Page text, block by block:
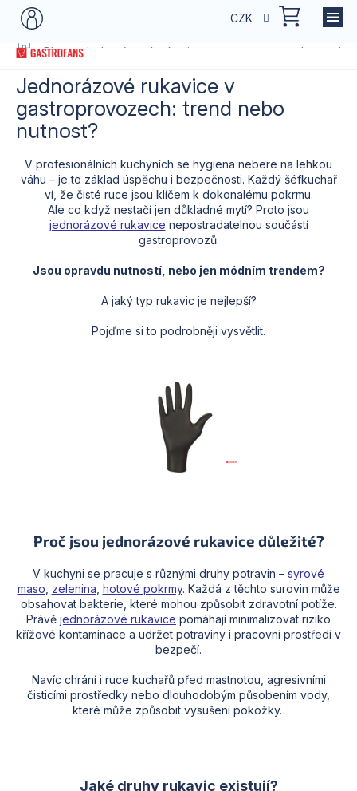
Přejít
CZK
Domů
Blog Jednorázové rukavice v gastroprovozech: trend
Jednorázové rukavice v
gastroprovozech: trend nebo
nutnost?
V profesionálních kuchyních se hygiena nebere na lehkou
váhu –⁠ je to základ úspěchu i bezpečnosti. Každý šéfkuchař
ví, že čisté ruce jsou klíčem k dokonalému pokrmu.
Ale co když nestačí jen důkladné mytí? Proto jsou
jednorázové rukavice nepostradatelnou součástí
gastroprovozů.
Jsou opravdu nutností, nebo jen módním trendem?
A jaký typ rukavic je nejlepší?
Pojďme si to podrobněji vysvětlit.
Proč jsou jednorázové rukavice důležité?
V kuchyni se pracuje s různými druhy potravin –⁠ syrové
maso zelenina hotové pokrmy. Každá z těchto surovin může
obsahovat bakterie, které mohou způsobit zdravotní potíže.
Právě jednorázové rukavice pomáhají minimalizovat riziko
křížové kontaminace a udržet potraviny i pracovní prostředí v
bezpečí.
Navíc chrání i ruce kuchařů před mastnotou, agresivními
čisticími prostředky nebo dlouhodobým působením vody,
které může způsobit vysušení pokožky.
Jaké druhy rukavic existují?